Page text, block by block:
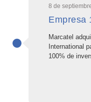
8 de
Empresa
Marcatel
International
100% de